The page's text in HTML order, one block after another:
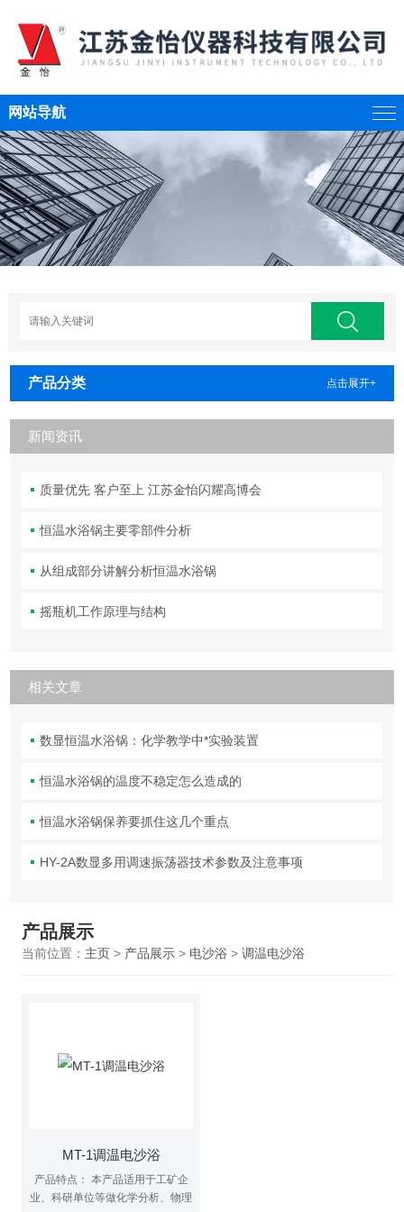
网站导航
产品分类 点击展开+
新闻资讯
质量优先 客户至上 江苏金怡闪耀高博会
恒温水浴锅主要零部件分析
从组成部分讲解分析恒温水浴锅
摇瓶机工作原理与结构
相关文章
数显恒温水浴锅：化学教学中*实验装置
恒温水浴锅的温度不稳定怎么造成的
恒温水浴锅保养要抓住这几个重点
HY-2A数显多用调速振荡器技术参数及注意事项
产品展示
当前位置： 主页> 产品展示> 电沙浴 > 调温电沙浴
MT-1调温电沙浴
产品特点： 本产品适用于工矿企
业、科研单位等做化学分析、物理